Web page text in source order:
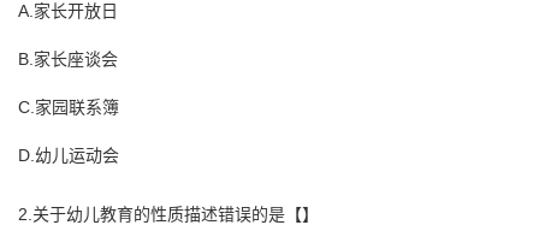
A.家长开放日
B.家长座谈会
C.家园联系簿
D.幼儿运动会
2.关于幼儿教育的性质描述错误的是【】